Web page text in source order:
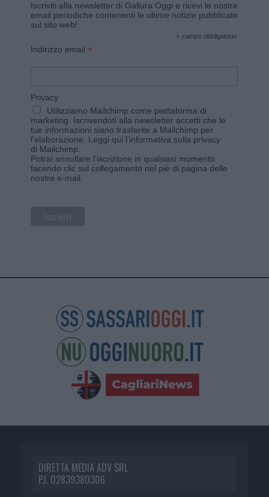
Iscriviti alla newsletter di Gallura Oggi e ricevi le nostre
email periodiche contenenti le ultime notizie pubblicate
sul sito web!
* campo obbligatorio
Indirizzo email *
Privacy
Utilizziamo Mailchimp come piattaforma di
marketing. Iscrivendoti alla newsletter accetti che le
tue informazioni siano trasferite a Mailchimp per
l'elaborazione. Leggi qui l'informativa sulla privacy
di Mailchimp
Potrai annullare l'iscrizione in qualsiasi momento
facendo clic sul collegamento nel piè di pagina delle
nostre e-mail.
DIRETTA MEDIA ADV SRL
P.I. 02839380306